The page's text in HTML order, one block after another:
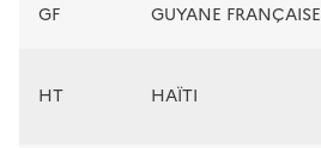
GF GUYANE FRANÇAISE
HT HAÏTI